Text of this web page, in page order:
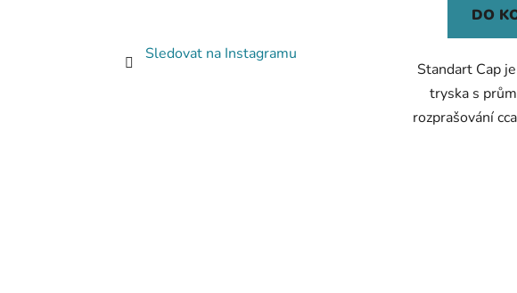
Sledovat na Instagramu
DO
Standart Cap
tryska s
rozprašování